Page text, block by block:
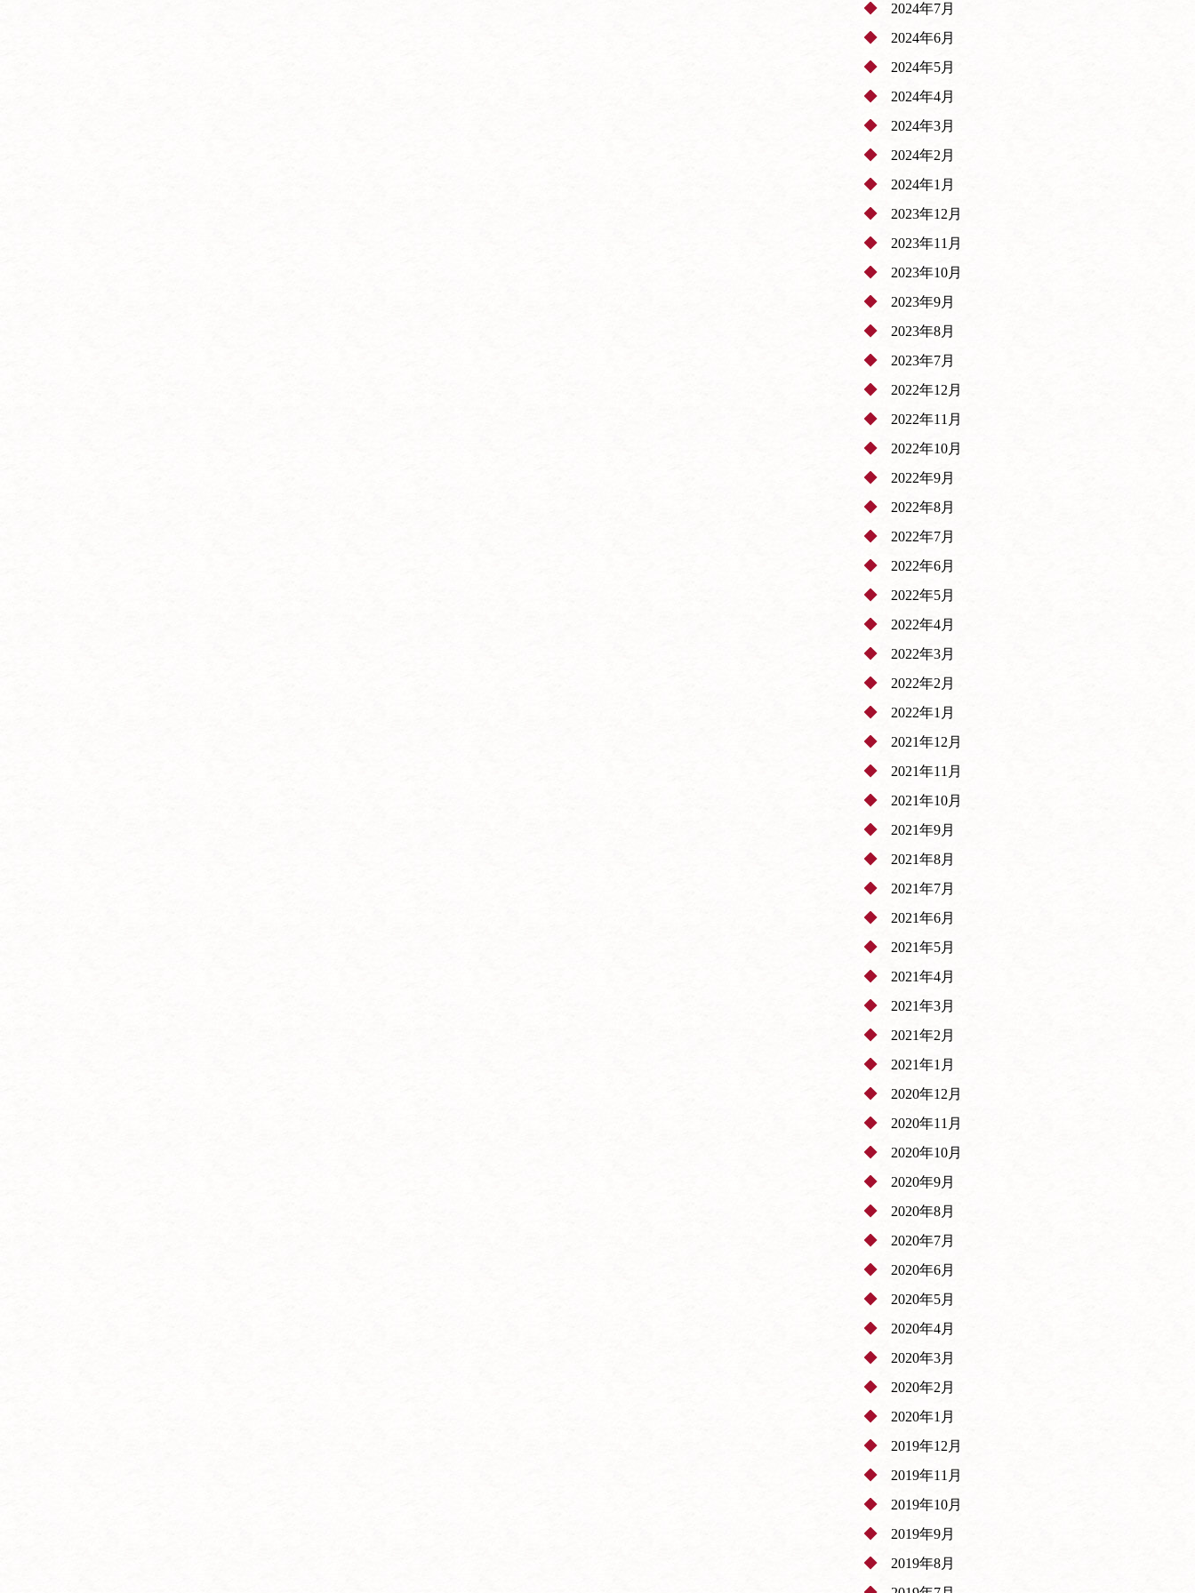
2024年7月
2024年6月
2024年5月
2024年4月
2024年3月
2024年2月
2024年1月
2023年12月
2023年11月
2023年10月
2023年9月
2023年8月
2023年7月
2022年12月
2022年11月
2022年10月
2022年9月
2022年8月
2022年7月
2022年6月
2022年5月
2022年4月
2022年3月
2022年2月
2022年1月
2021年12月
2021年11月
2021年10月
2021年9月
2021年8月
2021年7月
2021年6月
2021年5月
2021年4月
2021年3月
2021年2月
2021年1月
2020年12月
2020年11月
2020年10月
2020年9月
2020年8月
2020年7月
2020年6月
2020年5月
2020年4月
2020年3月
2020年2月
2020年1月
2019年12月
2019年11月
2019年10月
2019年9月
2019年8月